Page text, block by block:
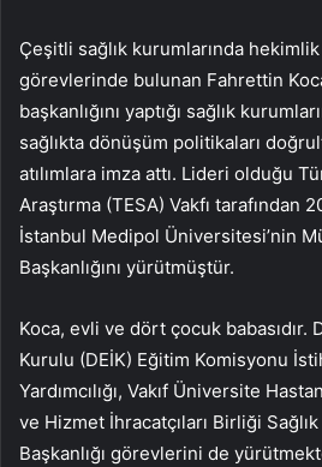
Çeşitli sağlık kurumlarında
görevlerinde bulunan Fahrettin
başkanlığını yaptığı sağlık
sağlıkta dönüşüm politikaları
atılımlara imza attı. Lideri olduğu
Araştırma (TESA) Vakfı tarafından
İstanbul Medipol Üniversitesi’nin
Başkanlığını yürütmüştür.
Koca, evli ve dört çocuk babasıdır.
Kurulu (DEİK) Eğitim Komisyonu
Yardımcılığı, Vakıf Üniversite
ve Hizmet İhracatçıları Birliği
Başkanlığı görevlerini de